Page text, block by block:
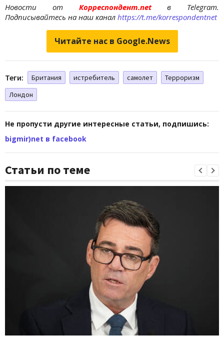
Новости отКорреспондент.netв Telegram.
Подписывайтесь на наш канал https://t.me/korrespondentnet
Читайте нас в Google.News
Теги: Британия истребитель самолет
Терроризм
Лондон
Не пропусти другие интересные статьи, подпишись:
bigmir)net в facebook
Статьи по теме